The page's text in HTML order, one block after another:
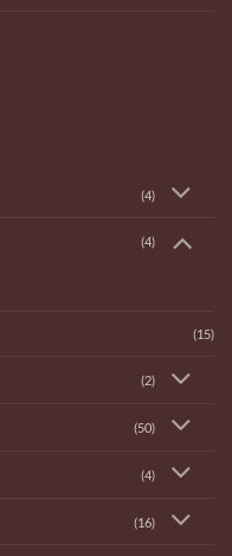
(4)
(4)
(15)
(2)
(50)
(4)
(16)